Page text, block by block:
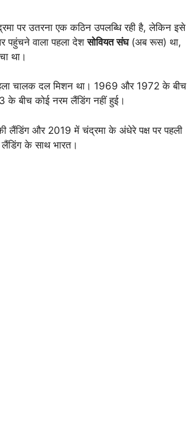
पर उतरना एक कठिन उपलब्धि रही है, लेकिन इसे
पहुंचने वाला पहला देशसोवियत संघ(अब रूस) था,
था।
चालक दल मिशन था। 1969 और 1972 के बीच
बीच कोई नरम लैंडिंग नहीं हुई।
लैंडिंग और 2019 में चंद्रमा के अंधेरे पक्ष पर पहली
के साथ भारत।